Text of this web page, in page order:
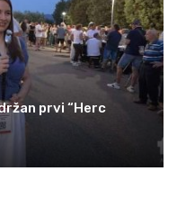
prvi “Herc